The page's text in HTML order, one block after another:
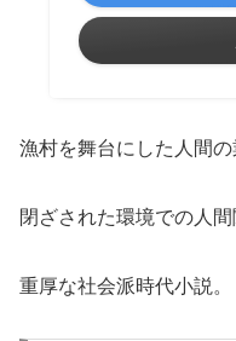
漁村を舞台にした人間の
閉ざされた環境での人間
重厚な社会派時代小説。